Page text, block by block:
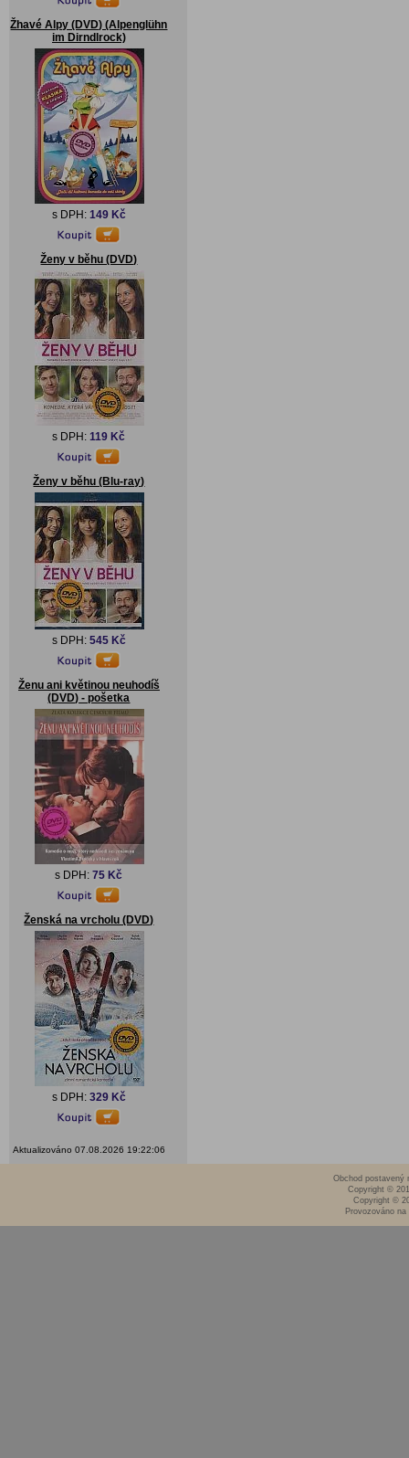
Žhavé Alpy (DVD) (Alpenglühn
im Dirndlrock)
s DPH: 149 Kč
Ženy v běhu (DVD)
s DPH:119 Kč
Ženy v běhu (Blu-ray)
s DPH: 545 Kč
Ženu ani květinou neuhodíš
(DVD) - pošetka
s DPH:75 Kč
Ženská na vrcholu (DVD)
s DPH: 329 Kč
Aktualizováno 07.08.2026 19:22:06
Obchod postavený
Copyright ©
Copyright ©
Provozováno